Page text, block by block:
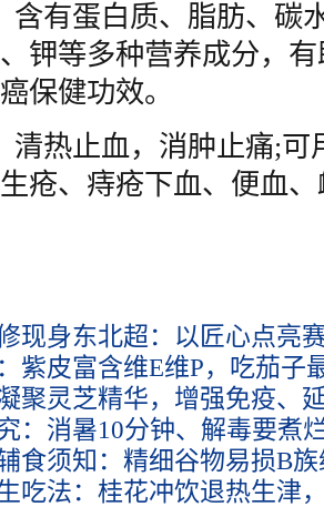
含有蛋白质、脂肪、碳
钾等多种营养成分，
保健功效。
清热止血，消肿止痛;可
疮、痔疮下血、便血
现身东北超：以匠心点亮
紫皮富含维E维P，吃茄子
聚灵芝精华，增强免疫、
：消暑10分钟、解毒要煮
食须知：精细谷物易损B
吃法：桂花冲饮退热生津